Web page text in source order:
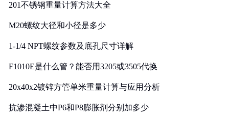
201不锈钢重量计算方法大全
M20螺纹大径和小径是多少
1-1/4 NPT螺纹参数及底孔尺寸详解
F1010E是什么管？能否用3205或3505代换
20x40x2镀锌方管单米重量计算与应用分析
抗渗混凝土中P6和P8膨胀剂分别加多少